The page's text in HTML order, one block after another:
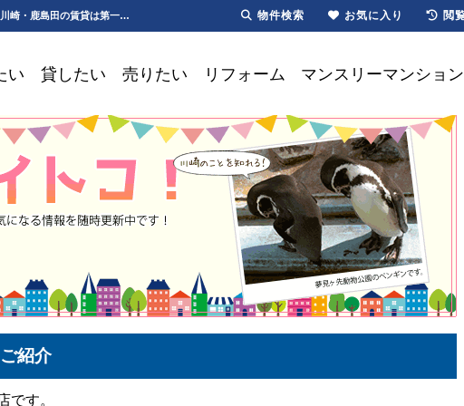
川崎駅・尻手駅｜おすすめ物件【更新】川崎駅・尻手駅おすすめ物件のご紹介 | 川崎・新川崎・鹿島田の賃貸は第一ハウジング株式会社にお任せ下さい！
い 貸したい 売りたい リフォーム マンスリーマンション
紹介
す。
物件検索 お気に入り 閲